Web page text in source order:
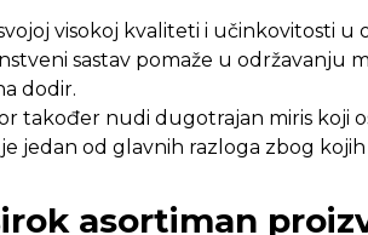
visokoj kvaliteti i učinkovitosti u
sastav pomaže u održavanju
dodir.
također nudi dugotrajan miris koji
jedan od glavnih razloga zbog kojih
asortiman